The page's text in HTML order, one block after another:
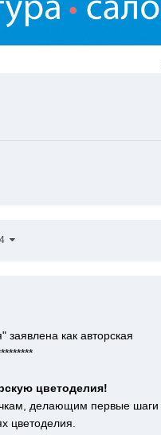
как авторская
цветоделия!
делающим первые шаги
цветоделия.